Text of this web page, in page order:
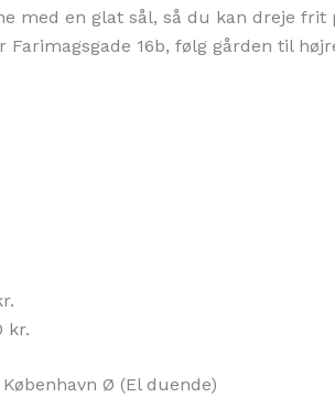
med en glat sål, så du kan dreje
Farimagsgade 16b, følg gården til
kr.
Ø (El duende)